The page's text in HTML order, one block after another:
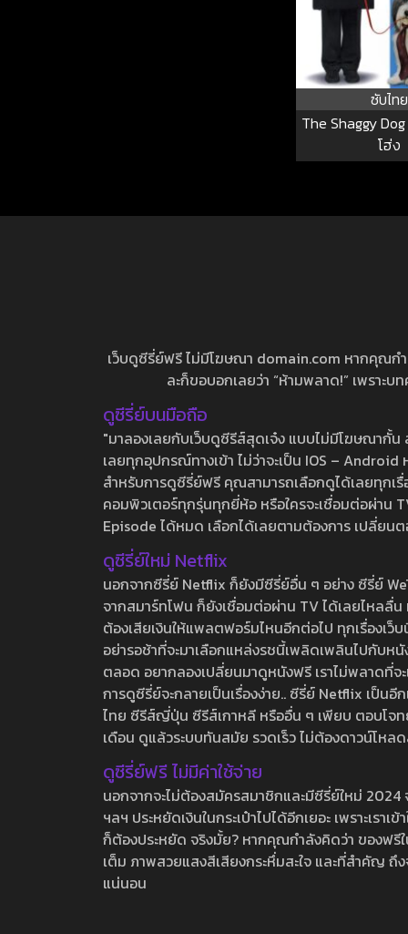
ซับไทย
The Shaggy
โฮ่ง
เว็บดูซีรี่ย์ฟรี ไม่มีโฆษณา domain.com หากคุณก
ละก็ขอบอกเลยว่า “ห้ามพลาด!” เพราะ
ดูซีรี่ย์บนมือถือ
"มาลองเลยกับเว็บดูซีรีส์สุดเจ๋ง แบบไม่มีโฆษณากั้
เลยทุกอุปกรณ์ทางเข้า ไม่ว่าจะเป็น IOS –
สำหรับการดูซีรี่ย์ฟรี คุณสามารถเลือกดูได้เลยทุกเ
คอมพิวเตอร์ทุกรุ่นทุกยี่ห้อ หรือใครจะเชื่อมต่อผ่าน
Episode ได้หมด เลือกได้เลยตามต้องการ เปลี่ยน
ดูซีรี่ย์ใหม่ Netflix
นอกจากซีรี่ย์ Netflix ก็ยังมีซีรี่ย์อื่น ๆ อย่าง ซีรี่ย์
จากสมาร์ทโฟน ก็ยังเชื่อมต่อผ่าน TV ได้เลยไหลลื่
ต้องเสียเงินให้แพลตฟอร์มไหนอีกต่อไป ทุกเรื่องเว็
อย่ารอช้าที่จะมาเลือกแหล่งรชนี้เพลิดเพลินไปกับห
ตลอด อยากลองเปลี่ยนมาดูหนังฟรี เราไม่พลาดที่
การดูซีรี่ย์จะกลายเป็นเรื่องง่าย.. ซีรี่ย์ Netflix เป็น
ไทย ซีรีส์ญี่ปุ่น ซีรีส์เกาหลี หรืออื่น ๆ เพียบ ตอบโจท
เดือน ดูแล้วระบบทันสมัย รวดเร็ว ไม่ต้องดาวน์โห
ดูซีรี่ย์ฟรี ไม่มีค่าใช้จ่าย
นอกจากจะไม่ต้องสมัครสมาชิกและมีซีรี่ย์ใหม่
ฯลฯ ประหยัดเงินในกระเป๋าไปได้อีกเยอะ เพราะเร
ก็ต้องประหยัด จริงมั้ย? หากคุณกำลังคิดว่า ของฟ
เต็ม ภาพสวยแสงสีเสียงกระหึ่มสะใจ และที่สำคัญ
แน่นอน